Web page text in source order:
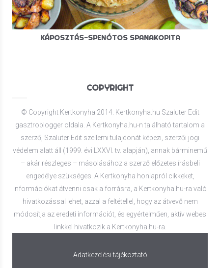
KÁPOSZTÁS-SPENÓTOS SPANAKOPITA
COPYRIGHT
© Copyright Kertkonyha 2014. Kertkonyha.hu Szaluter Edit
gasztroblogger oldala. A Kertkonyha.hu-n található tartalom a
szerző, Szaluter Edit szellemi tulajdonát képezi, szerzői jogi
védelem alatt áll (1999. évi LXXVI. tv. alapján), annak bárminemű
– akár részleges – másolásához a szerző előzetes írásbeli
engedélye szükséges. A Kertkonyha honlapról cikkeket,
információkat átvenni csak a forrásra, a Kertkonyha.hu-ra való
hivatkozással lehet, azzal a feltétellel, hogy az átvevő nem
módosítja az eredeti információt, és egyértelműen, aktív webes
linkkel hivatkozik a Kertkonyha.hu-ra.
Adatkezelési tájékoztató